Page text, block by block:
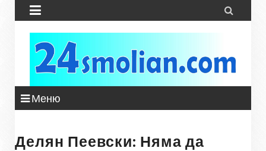
 
Меню
Делян Пеевски: Няма да